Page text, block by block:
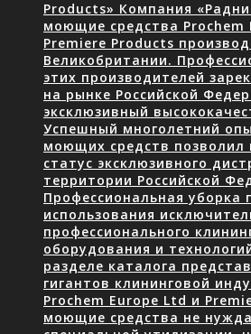
Products» Компания
моющие средства Prochem
Premiere Products
Великобритании.
этих производителей
на рынке Российской
эксклюзивный
Успешный многолетний
моющих средств позволил
статус эксклюзивного
территории Российской
Профессиональная уборка
использования
профессионального
оборудования и
разделе каталога
гигантов клининговой
Prochem Europe Ltd и
моющие средства не